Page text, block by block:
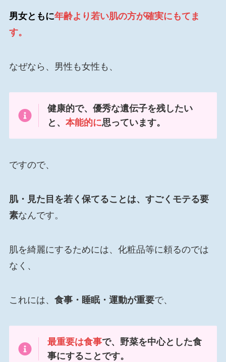
男女ともに年齢より若い肌の方が確実にもてま
す。
なぜなら、男性も女性も、
健康的で、優秀な遺伝子を残したい
と、本能的に思っています。
ですので、
肌・見た目を若く保てることは、すごくモテる要
素なんです。
肌を綺麗にするためには、化粧品等に頼るのでは
なく、
これには、 食事・睡眠・運動が重要で、
最重要は食事で、野菜を中心とした食
事にすることです。